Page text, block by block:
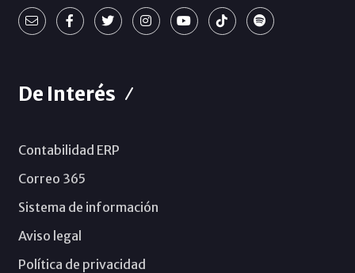
De Interés
Contabilidad ERP
Correo 365
Sistema de información
Aviso legal
Política de privacidad